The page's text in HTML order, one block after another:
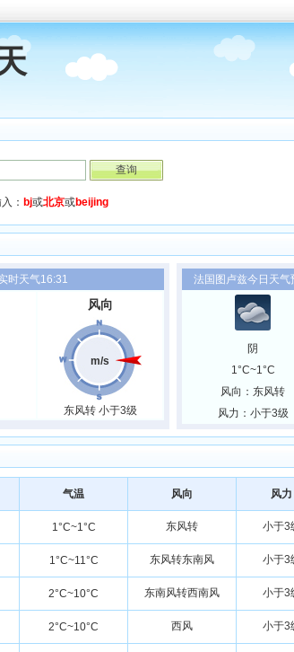
： bj或北京或beijing
时天气16:31
风向
m/s
东风转 小于3级
法国图卢兹今日天气
阴
1°C~1°C
风向：东风转
风力：小于3级
气温 风向 风力
1°C~1°C 东风转 小于3
1°C~11°C 东风转东南风 小于3
2°C~10°C 东南风转西南风 小于3
2°C~10°C 西风 小于3